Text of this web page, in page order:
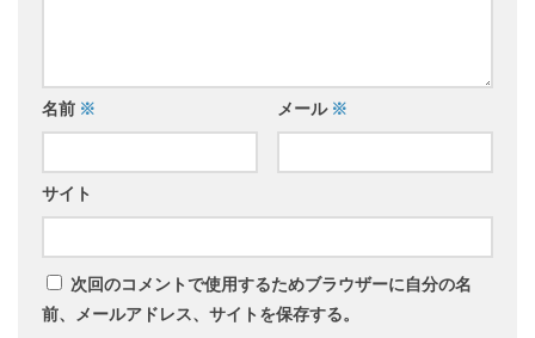
名前 ※ メール ※
サイト
次回のコメントで使用するためブラウザーに自分の名
前、メールアドレス、サイトを保存する。